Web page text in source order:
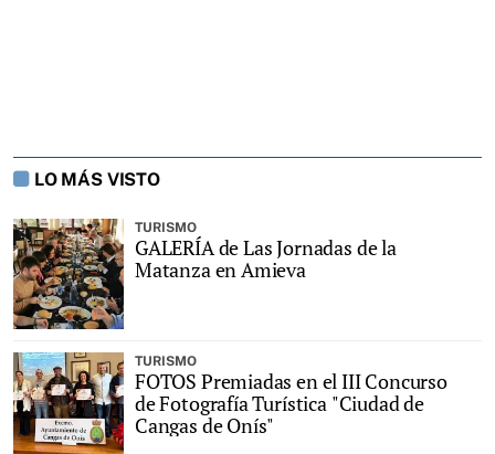
LO MÁS VISTO
TURISMO
GALERÍA de Las Jornadas de la
Matanza en Amieva
TURISMO
FOTOS Premiadas en el III Concurso
de Fotografía Turística "Ciudad de
Cangas de Onís"